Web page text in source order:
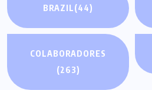
BRAZIL(44)
COLABORADORES
(263)